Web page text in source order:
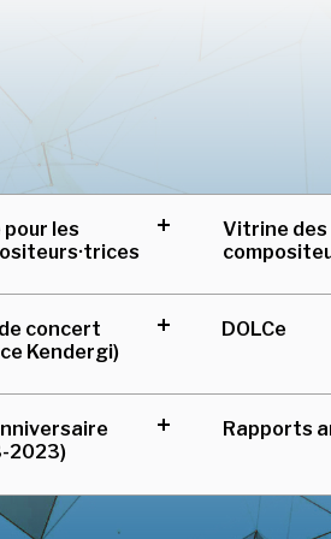
musique
pour les
expandVitrine des
concert
Kendergi)
expandDOLCe
2023)
expandRapports